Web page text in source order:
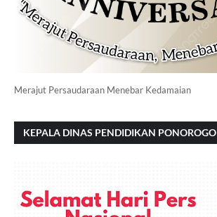
Merajut Persaudaraan Menebar Kedamaian
KEPALA DINAS PENDIDIKAN PONOROGO